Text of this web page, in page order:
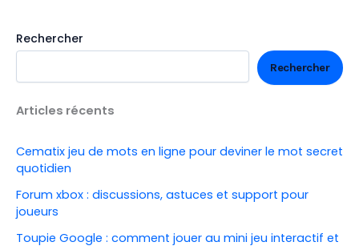
Rechercher
Rechercher
Articles récents
Cematix jeu de mots en ligne pour deviner le mot secret
quotidien
Forum xbox : discussions, astuces et support pour
joueurs
Toupie Google : comment jouer au mini jeu interactif et